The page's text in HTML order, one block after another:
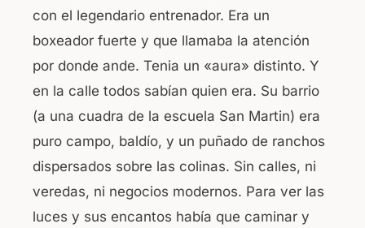
con el legendario entrenador. Era un
boxeador fuerte y que llamaba la atención
por donde ande. Tenia un «aura» distinto. Y
en la calle todos sabían quien era. Su barrio
(a una cuadra de la escuela San Martin) era
puro campo, baldío, y un puñado de ranchos
dispersados sobre las colinas. Sin calles, ni
veredas, ni negocios modernos. Para ver las
luces y sus encantos había que caminar y